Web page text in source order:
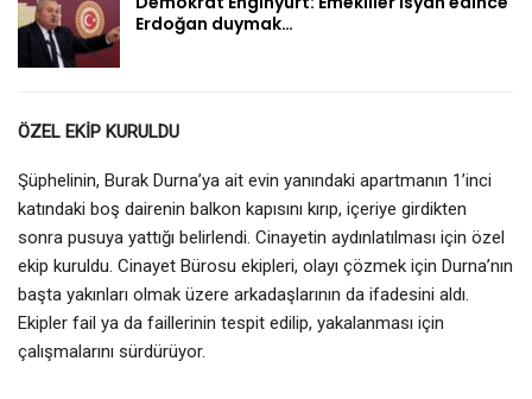
Erdoğan duymak…
ÖZEL EKİP KURULDU
Şüphelinin, Burak Durna’ya ait evin yanındaki apartmanın 1’inci
katındaki boş dairenin balkon kapısını kırıp, içeriye girdikten
sonra pusuya yattığı belirlendi. Cinayetin aydınlatılması için özel
ekip kuruldu. Cinayet Bürosu ekipleri, olayı çözmek için Durna’nın
başta yakınları olmak üzere arkadaşlarının da ifadesini aldı.
Ekipler fail ya da faillerinin tespit edilip, yakalanması için
çalışmalarını sürdürüyor.